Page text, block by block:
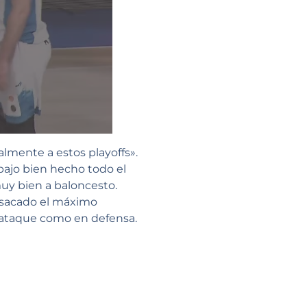
a estos playoffs».
bien hecho todo el
bien a baloncesto.
el máximo
como en defensa.